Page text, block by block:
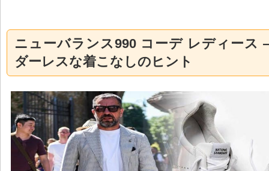
ニューバランス990 コーデ レディース
ダーレスな着こなしのヒント